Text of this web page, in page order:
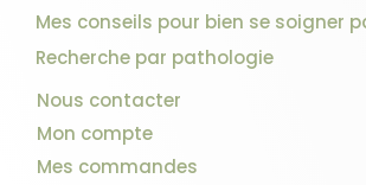
Mes conseils pour bien se soigner
Recherche par pathologie
Nous contacter
Mon compte
Mes commandes